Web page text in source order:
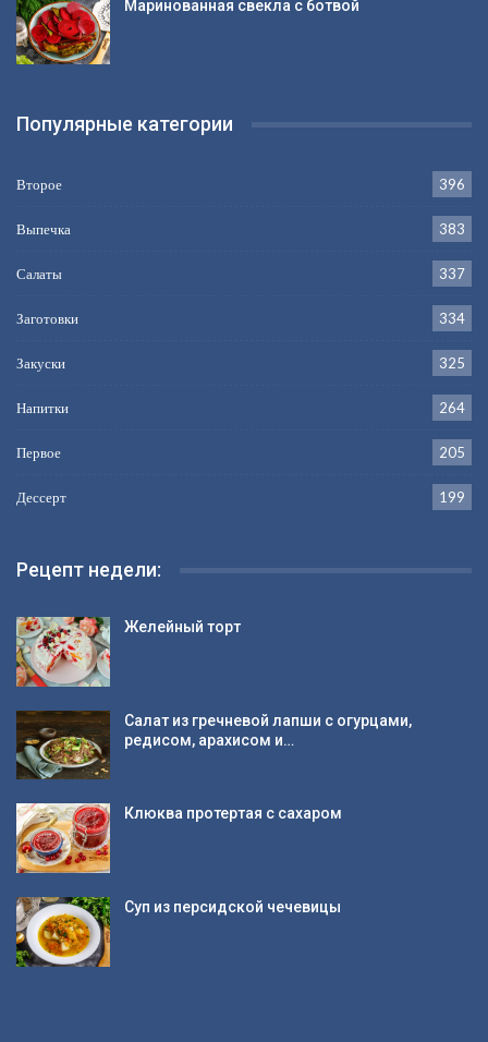
Маринованная свекла с ботвой
Популярные категории
Второе 396
Выпечка 383
Салаты 337
Заготовки 334
Закуски 325
Напитки 264
Первое 205
Дессерт 199
Рецепт недели:
Желейный торт
Салат из гречневой лапши с огурцами,
редисом, арахисом и…
Клюква протертая с сахаром
Суп из персидской чечевицы